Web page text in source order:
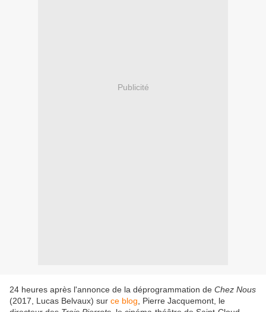
Publicité
24 heures après l'annonce de la déprogrammation de Chez Nous
(2017, Lucas Belvaux) sur ce blog , Pierre Jacquemont, le